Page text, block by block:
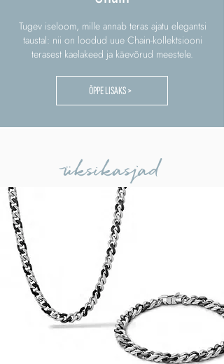
Tugev iseloom, mille annab teras ajatu elegantsi
taustal: nii on loodud uue Chain-kollektsiooni
terasest kaelakeed ja käevõrud meestele.
ÕPPE LISAKS >
üksikasjad